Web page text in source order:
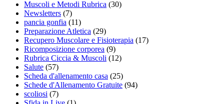
Muscoli e Metodi Rubrica (30)
Newsletters (7)
pancia gonfia (11)
Preparazione Atletica (29)
Recupero Muscolare e Fisioterapia (17)
Ricomposizione corporea (9)
Rubrica Ciccia & Muscoli (12)
Salute (57)
Scheda d'allenamento casa (25)
Schede d'Allenamento Gratuite (94)
scoliosi (7)